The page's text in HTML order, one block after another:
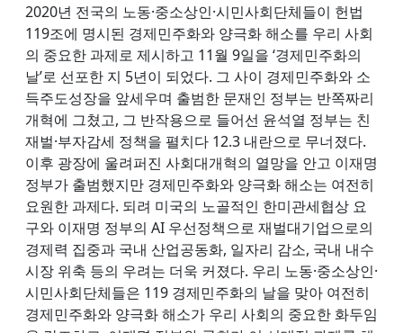
2020년 전국의 노동·중소상인·시민사회단체들이 헌법
119조에 명시된 경제민주화와 양극화 해소를 우리 사회
의 중요한 과제로 제시하고 11월 9일을 ‘경제민주화의
날’로 선포한 지 5년이 되었다. 그 사이 경제민주화와 소
득주도성장을 앞세우며 출범한 문재인 정부는 반쪽짜리
개혁에 그쳤고, 그 반작용으로 들어선 윤석열 정부는 친
재벌·부자감세 정책을 펼치다 12.3 내란으로 무너졌다.
이후 광장에 울려퍼진 사회대개혁의 열망을 안고 이재명
정부가 출범했지만 경제민주화와 양극화 해소는 여전히
요원한 과제다. 되려 미국의 노골적인 한미관세협상 요
구와 이재명 정부의 AI 우선정책으로 재벌대기업으로의
경제력 집중과 국내 산업공동화, 일자리 감소, 국내 내수
시장 위축 등의 우려는 더욱 커졌다. 우리 노동·중소상인·
시민사회단체들은 119 경제민주화의 날을 맞아 여전히
경제민주화와 양극화 해소가 우리 사회의 중요한 화두임